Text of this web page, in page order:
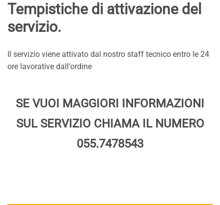
Tempistiche di attivazione del
servizio.
Il servizio viene attivato dal nostro staff tecnico entro le 24
ore lavorative dall'ordine
SE VUOI MAGGIORI INFORMAZIONI
SUL SERVIZIO CHIAMA IL NUMERO
055.7478543